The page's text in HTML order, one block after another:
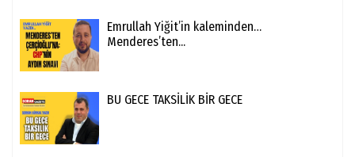
Emrullah Yiğit’in kaleminden…
Menderes’ten...
BU GECE TAKSİLİK BİR GECE